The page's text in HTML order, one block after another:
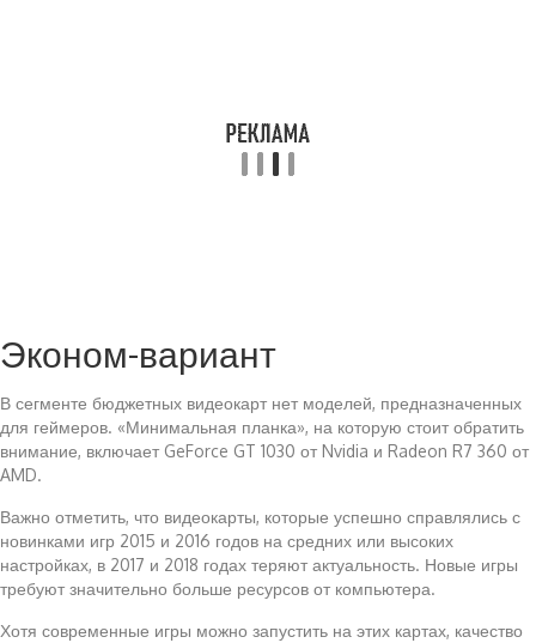
Эконом-вариант
В сегменте бюджетных видеокарт нет моделей, предназначенных
для геймеров. «Минимальная планка», на которую стоит обратить
внимание, включает GeForce GT 1030 от Nvidia и Radeon R7 360 от
AMD.
Важно отметить, что видеокарты, которые успешно справлялись с
новинками игр 2015 и 2016 годов на средних или высоких
настройках, в 2017 и 2018 годах теряют актуальность. Новые игры
требуют значительно больше ресурсов от компьютера.
Хотя современные игры можно запустить на этих картах, качество